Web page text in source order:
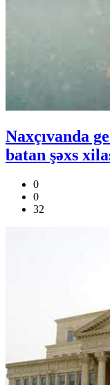
Naxçıvanda
batan şəxs
0
0
32